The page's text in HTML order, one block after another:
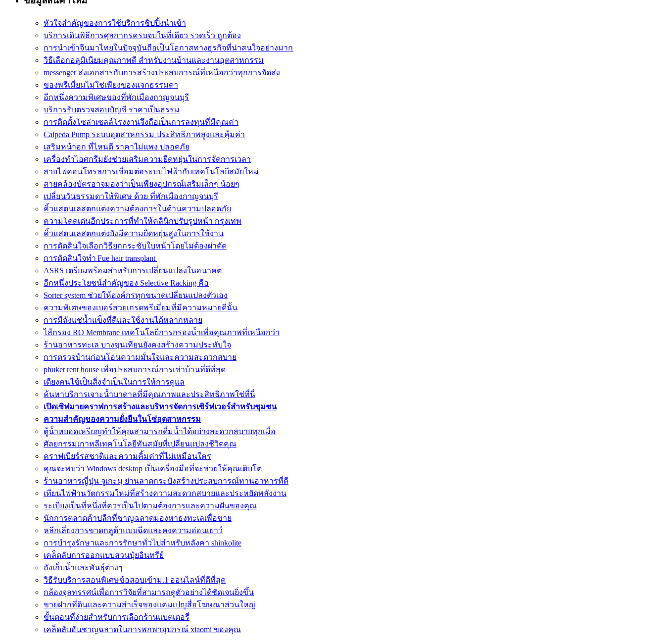
หัวใจสำคัญของการใช้บริการชิปปิ้งนำเข้า
บริการเดินพิธีการศุลกากรครบจบในที่เดียว รวดเร็ว ถูกต้อง
การนำเข้าจีนมาไทยในปัจจุบันถือเป็นโอกาสทางธุรกิจที่น่าสนใจอย่างมาก
วิธีเลือกอลูมิเนียมคุณภาพดี สำหรับงานบ้านและงานอุตสาหกรรม
messenger ส่งเอกสารกับการสร้างประสบการณ์ที่เหนือกว่าทุกการจัดส่ง
ของพรีเมี่ยมไม่ใช่เพียงของแจกธรรมดา
อีกหนึ่งความพิเศษของที่พักเมืองกาญจนบุรี
บริการรับตรวจสอบบัญชี ราคาเป็นธรรม
การติดตั้งโซล่าเซลล์โรงงานจึงถือเป็นการลงทุนที่มีคุณค่า
Calpeda Pump ระบบอุตสาหกรรม ประสิทธิภาพสูงและคุ้มค่า
เสริมหน้าอก ที่ไหนดี ราคาไม่แพง ปลอดภัย
เครื่องทำไอศกรีมยังช่วยเสริมความยืดหยุ่นในการจัดการเวลา
สายไฟคอนโทรลการเชื่อมต่อระบบไฟฟ้ากับเทคโนโลยีสมัยใหม่
สายคล้องบัตรอาจมองว่าเป็นเพียงอุปกรณ์เสริมเล็กๆ น้อยๆ
เปลี่ยนวันธรรมดาให้พิเศษ ด้วย ที่พักเมืองกาญจนบุรี
คิ้วแสตนเลสตกแต่งความต้องการในด้านความปลอดภัย
ความโดดเด่นอีกประการที่ทำให้คลินิกปรับรูปหน้า กรุงเทพ
คิ้วแสตนเลสตกแต่งยังมีความยืดหยุ่นสูงในการใช้งาน
การตัดสินใจเลือกวิธียกกระชับใบหน้าโดยไม่ต้องผ่าตัด
การตัดสินใจทำ Fue hair transplant
ASRS เตรียมพร้อมสำหรับการเปลี่ยนแปลงในอนาคต
อีกหนึ่งประโยชน์สำคัญของ Selective Racking คือ
Sorter system ช่วยให้องค์กรทุกขนาดเปลี่ยนแปลงตัวเอง
ความพิเศษของเบอร์สวยเกรดพรีเมี่ยมที่มีความหมายดีนั้น
การมีถังแช่น้ำแข็งที่ดีและใช้งานได้หลากหลาย
ไส้กรอง RO Membrane เทคโนโลยีการกรองน้ำเพื่อคุณภาพที่เหนือกว่า
ร้านอาหารทะเล บางขุนเทียนยังคงสร้างความประทับใจ
การตรวจบ้านก่อนโอนความมั่นใจและความสะดวกสบาย
phuket rent house เพื่อประสบการณ์การเช่าบ้านที่ดีที่สุด
เตียงคนไข้เป็นสิ่งจำเป็นในการให้การดูแล
ค้นหาบริการเจาะน้ำบาดาลที่มีคุณภาพและประสิทธิภาพใช่ที่นี่
เปิดเซิฟมายคราฟการสร้างและบริหารจัดการเซิร์ฟเวอร์สำหรับชุมชน
ความสำคัญของความยั่งยืนในโซ่อุตสาหกรรม
ตู้น้ำหยอดเหรียญทำให้คุณสามารถดื่มน้ำได้อย่างสะดวกสบายทุกเมื่อ
ศัลยกรรมเกาหลีเทคโนโลยีทันสมัยที่เปลี่ยนแปลงชีวิตคุณ
คราฟเบียร์รสชาติและความคิ้มค่าที่ไม่เหมือนใคร
คุณจะพบว่า Windows desktop เป็นเครื่องมือที่จะช่วยให้คุณเติบโต
ร้านอาหารญี่ปุ่น จูเกะมุ ย่านลาดกระบังสร้างประสบการณ์ทานอาหารที่ดี
เทียนไฟฟ้านวัตกรรมใหม่ที่สร้างความสะดวกสบายและประหยัดพลังงาน
ระเบียงเป็นที่หนึ่งที่ควรเป็นไปตามต้องการและความฝันของคุณ
นักการตลาดค้าปลีกที่ชาญฉลาดมองหาธงทะเลเพื่อขาย
หลีกเลี่ยงการขาดกลูต้าแบบฉีดและคงความอ่อนเยาว์
การบำรุงรักษาและการรักษาทั่วไปสำหรับหลังคา shinkolite
เคล็ดลับการออกแบบสวนปุ๋ยอินทรีย์
ถังเก็บน้ำและพันธุ์ต่างๆ
วิธีรับบริการสอนพิเศษข้อสอบเข้าม.1 ออนไลน์ที่ดีที่สุด
กล้องจุลทรรศน์เพื่อการวิจัยที่สามารถดูตัวอย่างได้ชัดเจนยิ่งขึ้น
ขายฝากที่ดินและความสำเร็จของแคมเปญสื่อโฆษณาส่วนใหญ่
ขั้นตอนที่ง่ายสำหรับการเลือกร้านแบตเตอรี่
เคล็ดลับอันชาญฉลาดในการพกพาอุปกรณ์ xiaomi ของคุณ